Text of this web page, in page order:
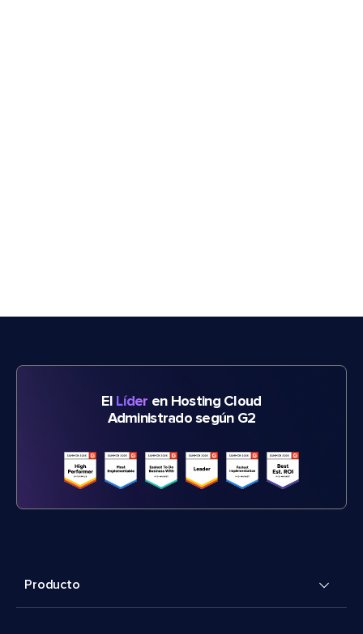
El Líder en Hosting Cloud
Administrado según G2
Producto